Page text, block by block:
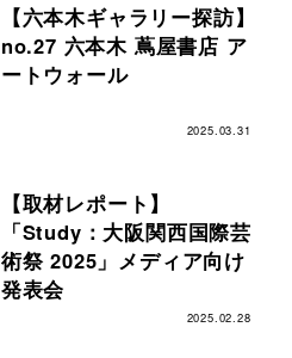
【六本木ギャラリー探訪】
no.27 六本木 蔦屋書店 ア
ートウォール
2025.03.31
【取材レポート】
「Study：大阪関西国際芸
術祭 2025」メディア向け
発表会
2025.02.28